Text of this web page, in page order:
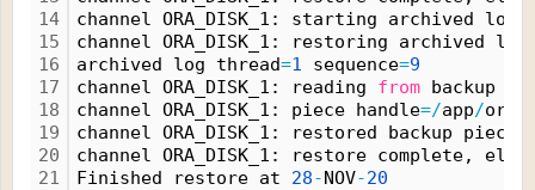
14
15
16
17
18
19
20
21
channel ORA_DISK_1: starting archived
channel ORA_DISK_1: restoring archived log
archived log thread=1 sequence=9
channel ORA_DISK_1: reading from backup
channel ORA_DISK_1: piece handle=/app/
channel ORA_DISK_1: restored backup piece
channel ORA_DISK_1: restore complete,
Finished restore at 28-NOV-20